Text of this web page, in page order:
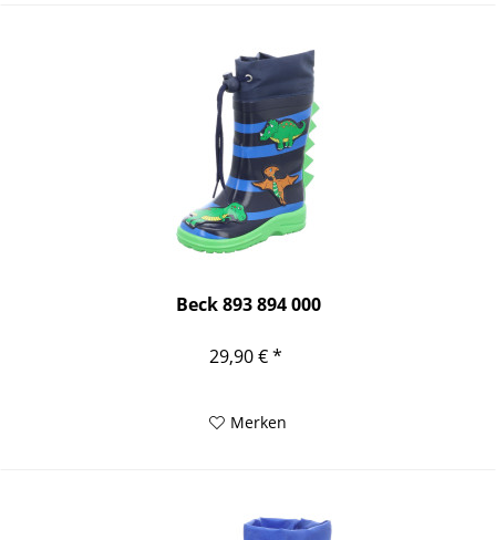
Beck 893 894 000
29,90 € *
Merken